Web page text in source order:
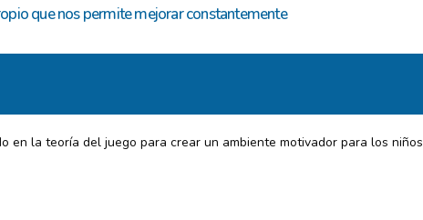
que nos permite mejorar constantemente
en la teoría del juego para crear un ambiente motivador para los niños